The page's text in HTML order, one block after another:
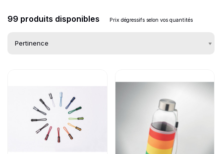
99 produits disponibles Prix dégressifs selon vos quantités
Liste des produits